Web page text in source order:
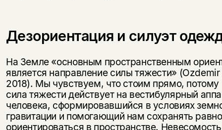
Дезориентация и силуэт
На Земле «основным пространственным
является направление силы тяжести» (Ozdemir
2018). Мы чувствуем, что стоим прямо, потому
сила тяжести действует на вестибулярный
человека, сформировавшийся в условиях
гравитации и помогающий нам сохранять
ориентироваться в пространстве. Невесомость
Раз в неделю мы отправляем рассылку
о книгах и событиях «НЛО».
За подписку дарим промокод на
скидку 15%
Этой книги временно
Вы можете подписаться на
уведомления, и при поступлении книги
на склад получить письмо на указанный
электронный адрес.
Эта книга
не предназначена для